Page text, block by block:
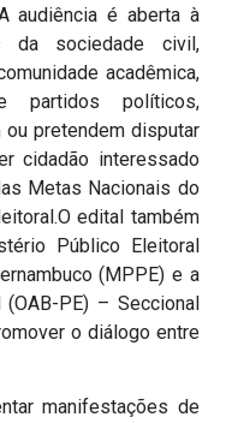
audiência é aberta à
da sociedade civil,
acadêmica,
partidos políticos,
pretendem disputar
cidadão interessado
Metas Nacionais do
edital também
Público Eleitoral
(MPPE) e a
PE) – Seccional
o diálogo entre
manifestações de